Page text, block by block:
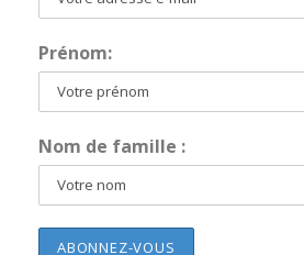
Prénom:
Nom de famille :